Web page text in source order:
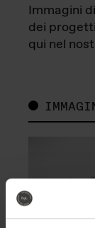
Immagini di
dei
qui nel